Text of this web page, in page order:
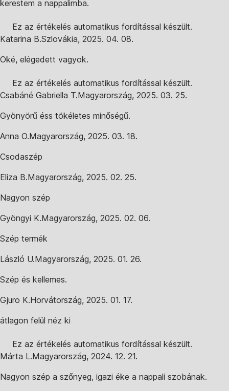
kerestem a nappalimba.
Ez az értékelés automatikus fordítással készült.
Katarina B.Szlovákia, 2025. 04. 08.
Oké, elégedett vagyok.
Ez az értékelés automatikus fordítással készült.
Csabáné Gabriella T.Magyarország, 2025. 03. 25.
Gyönyörű éss tökéletes minőségű.
Anna O.Magyarország, 2025. 03. 18.
Csodaszép
Eliza B.Magyarország, 2025. 02. 25.
Nagyon szép
Gyöngyi K.Magyarország, 2025. 02. 06.
Szép termék
László U.Magyarország, 2025. 01. 26.
Szép és kellemes.
Gjuro K.Horvátország, 2025. 01. 17.
átlagon felül néz ki
Ez az értékelés automatikus fordítással készült.
Márta L.Magyarország, 2024. 12. 21.
Nagyon szép a szőnyeg, igazi éke a nappali szobának.